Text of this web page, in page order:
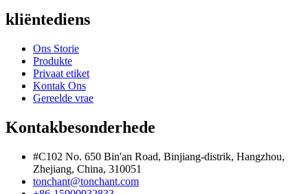
kliëntediens
Ons Storie
Produkte
Privaat etiket
Kontak Ons
Gereelde vrae
Kontakbesonderhede
#C102 No. 650 Bin'an Road, Binjiang-distrik, Hangzhou,
Zhejiang, China, 310051
tonchant@tonchant.com